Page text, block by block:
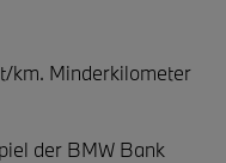
km. Minderkilometer
der BMW Bank